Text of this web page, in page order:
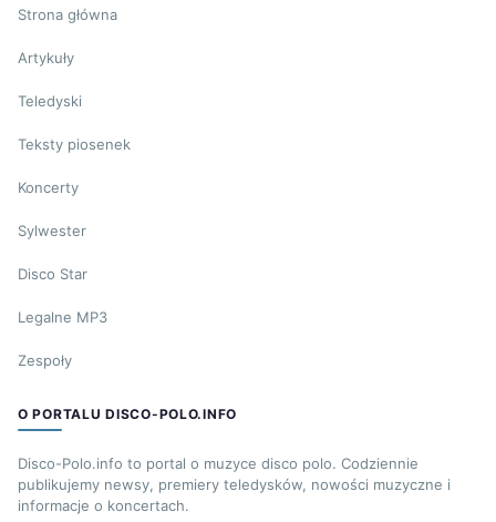
Strona główna
Artykuły
Teledyski
Teksty piosenek
Koncerty
Sylwester
Disco Star
Legalne MP3
Zespoły
O PORTALU DISCO-POLO.INFO
Disco-Polo.info to portal o muzyce disco polo. Codziennie
publikujemy newsy, premiery teledysków, nowości muzyczne i
informacje o koncertach.